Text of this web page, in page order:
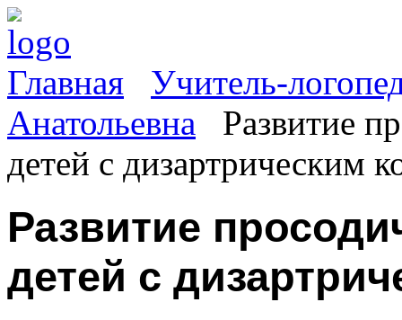
Главная
Учитель-
Анатольевна
Развитие
детей с дизартрическим
Развитие
детей с